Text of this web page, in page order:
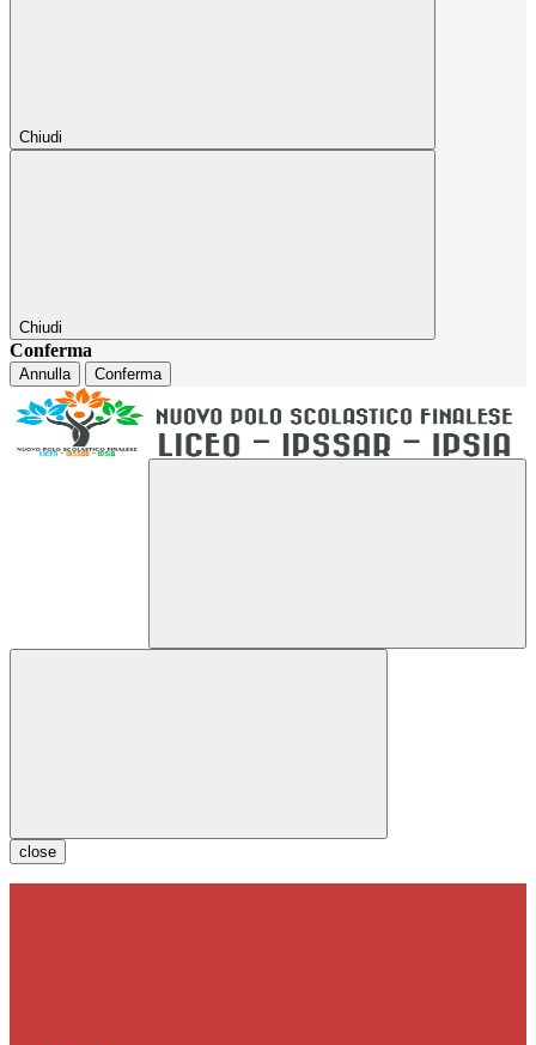
Chiudi
Chiudi
Conferma
Annulla Conferma
close